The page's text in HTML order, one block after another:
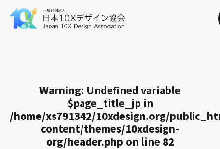
Warning: Undefined variable
$page_title_jp in
/home/xs791342/10xdesign.org/
content/themes/10xdesign-
org/header.php on line 82